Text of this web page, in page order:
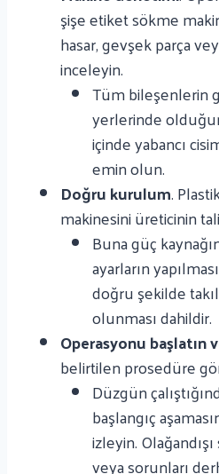
şişe etiket sökme
hasar, gevşek parça
inceleyin.
Tüm bileşenlerin
yerlerinde
içinde yabancı
emin olun.
Doğru kurulum.
makinesini üreticinin
Buna güç
ayarların
doğru şekilde
olunması dahildir.
Operasyonu başlatın
belirtilen prosedüre
Düzgün
başlangıç
izleyin.
veya sorunları